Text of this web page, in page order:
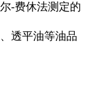
-费休法测定的
透平油等油品